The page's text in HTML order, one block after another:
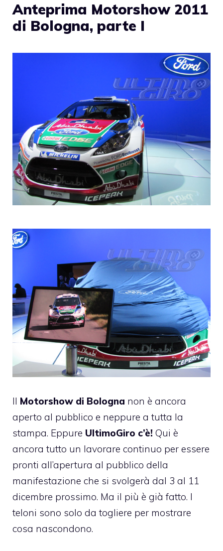
Anteprima Motorshow 2011
di Bologna, parte I
Il Motorshow di Bologna non è ancora
aperto al pubblico e neppure a tutta la
stampa. Eppure UltimoGiro c’è! Qui è
ancora tutto un lavorare continuo per essere
pronti all’apertura al pubblico della
manifestazione che si svolgerà dal 3 al 11
dicembre prossimo. Ma il più è già fatto. I
teloni sono solo da togliere per mostrare
cosa nascondono.